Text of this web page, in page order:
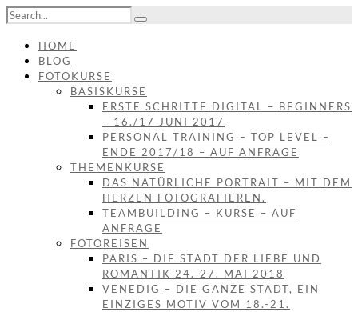
HOME
BLOG
FOTOKURSE
BASISKURSE
ERSTE SCHRITTE DIGITAL – BEGINNERS
– 16./17 JUNI 2017
PERSONAL TRAINING – TOP LEVEL –
ENDE 2017/18 – AUF ANFRAGE
THEMENKURSE
DAS NATÜRLICHE PORTRAIT – MIT DEM
HERZEN FOTOGRAFIEREN.
TEAMBUILDING – KURSE – AUF
ANFRAGE
FOTOREISEN
PARIS – DIE STADT DER LIEBE UND
ROMANTIK 24.-27. MAI 2018
VENEDIG – DIE GANZE STADT, EIN
EINZIGES MOTIV VOM 18.-21.